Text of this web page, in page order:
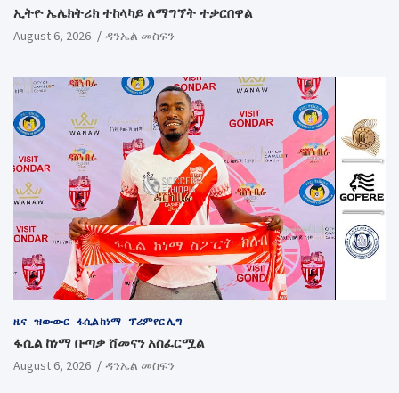
ኢትዮ ኤሌክትሪክ ተከላካይ ለማግኘት ተቃርበዋል
August 6, 2026 ዳንኤል መስፍን
ዜና ዝውውር ፋሲል ከነማ ፕሪምየር ሊግ
ፋሲል ከነማ ቡጣቃ ሸመናን አስፈርሟል
August 6, 2026 ዳንኤል መስፍን